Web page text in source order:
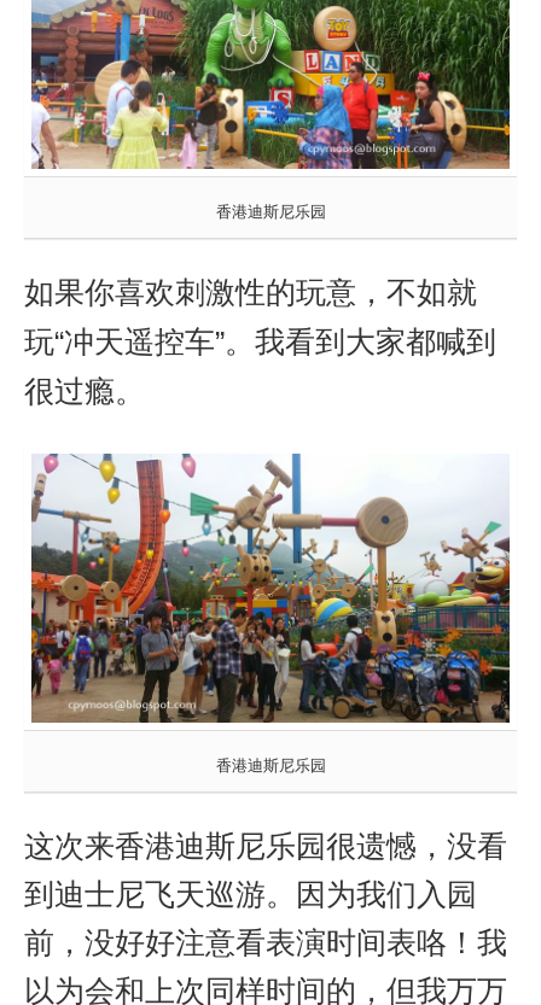
香港迪斯尼乐园
如果你喜欢刺激性的玩意，不如就
玩“冲天遥控车”。我看到大家都喊到
很过瘾。
香港迪斯尼乐园
这次来香港迪斯尼乐园很遗憾，没看
到 迪士尼飞天巡游。因为我们入园
前，没好好注意看表演时间表咯！我
以为会和上次同样时间的，但我万万